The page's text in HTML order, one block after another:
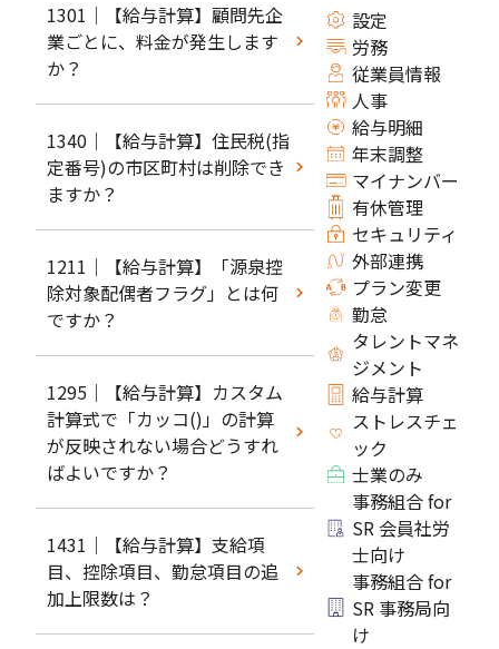
1301｜【給与計算】顧問先企
業ごとに、料金が発生します
か？
1340｜【給与計算】住民税(指
定番号)の市区町村は削除でき
ますか？
1211｜【給与計算】「源泉控
除対象配偶者フラグ」とは何
ですか？
1295｜【給与計算】カスタム
計算式で「カッコ()」の計算
が反映されない場合どうすれ
ばよいですか？
1431｜【給与計算】支給項
目、控除項目、勤怠項目の追
加上限数は？
設定
労務
従業員情報
人事
給与明細
年末調整
マイナンバー
有休管理
セキュリティ
外部連携
プラン変更
勤怠
タレントマネ
ジメント
給与計算
ストレスチェ
ック
士業のみ
事務組合 for
SR 会員社労
士向け
事務組合 for
SR 事務局向
け